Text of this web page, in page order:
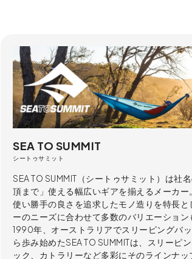
SEA TO SUMMIT
シートゥサミット
SEA TO SUMMIT（シートゥサミット）は社
頂まで」使える幅広いギアを揃えるメーカー。
使い勝手の良さを追求したモノ造りを特長
ーのニーズに合わせて多数のバリエーション
1990年、オーストラリアでスリーピングバ
ら歩み始めたSEA TO SUMMITは、スリーピ
ック、カトラリーなど多彩にそのラインナッ